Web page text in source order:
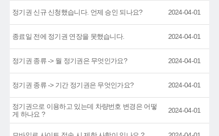
정기권 신규 신청했습니다. 언제 승인 되나요? 2024-04-01
종료일 전에 정기권 연장을 못했습니다. 2024-04-01
정기권 종류 -> 월 정기권은 무엇인가요? 2024-04-01
정기권 종류 -> 기간 정기권은 무엇인가요? 2024-04-01
정기권으로 이용하고 있는데 차량번호 변경은 어떻
게 하나요 ?
2024-04-01